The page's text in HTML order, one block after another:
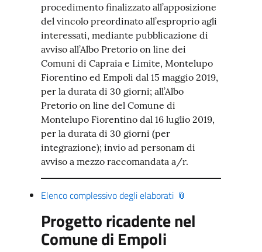
procedimento finalizzato all’apposizione
del vincolo preordinato all’esproprio agli
interessati, mediante pubblicazione di
avviso all’Albo Pretorio on line dei
Comuni di Capraia e Limite, Montelupo
Fiorentino ed Empoli dal 15 maggio 2019,
per la durata di 30 giorni; all’Albo
Pretorio on line del Comune di
Montelupo Fiorentino dal 16 luglio 2019,
per la durata di 30 giorni (per
integrazione); invio ad personam di
avviso a mezzo raccomandata a/r.
Elenco complessivo degli elaborati
Progetto ricadente nel
Comune di Empoli